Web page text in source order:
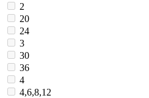
2
20
24
3
30
36
4
4,6,8,12